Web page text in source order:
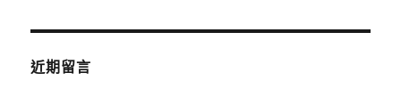
近期留言